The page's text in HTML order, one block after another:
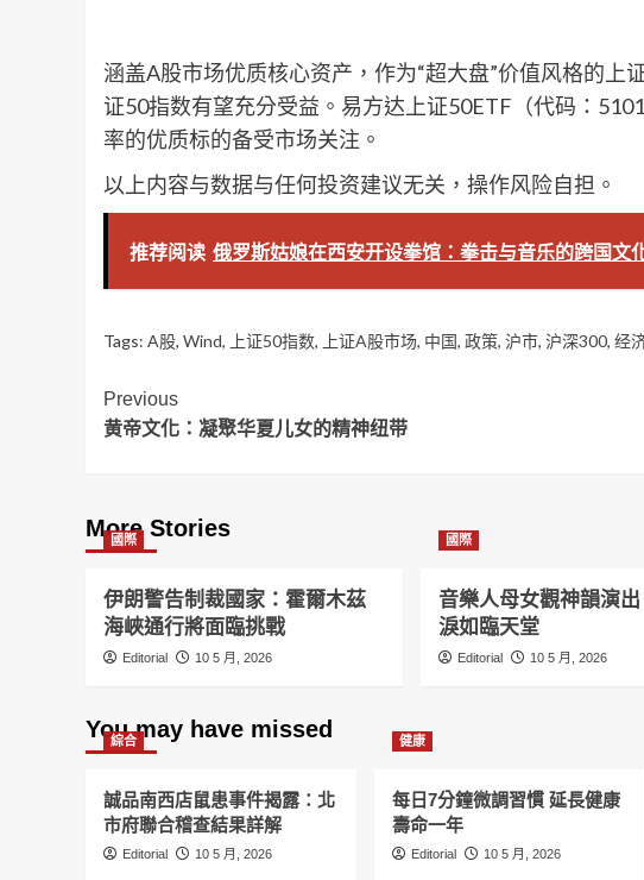
涵盖A股市场优质核心资产，作为“超大盘”价值风格的上
证50指数有望充分受益。易方达上证50ETF（代码：
率的优质标的备受市场关注。
以上内容与数据与任何投资建议无关，操作风险自担。
推荐阅读 俄罗斯姑娘在西安开设拳馆：拳击与音乐的跨国文
Tags: A股, Wind, 上证50指数, 上证A股市场, 中国, 政策, 沪市, 沪深300, 经
Post
Navigation
Previous
黄帝文化：凝聚华夏儿女的精神纽带
More Stories
國際
伊朗警告制裁國家：霍爾木茲
海峽通行將面臨挑戰
Editorial 10 5 月, 2026
國際
音樂人母女觀神韻演
淚如臨天堂
Editorial 10 5 月, 2026
You may have missed
綜合
誠品南西店鼠患事件揭露：北
市府聯合稽查結果詳解
Editorial 10 5 月, 2026
健康
每日7分鐘微調習慣 延長健康
壽命一年
Editorial 10 5 月, 2026